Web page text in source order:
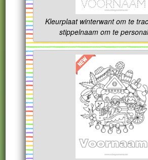
Kleurplaat winterwant om te
stippelnaam om te